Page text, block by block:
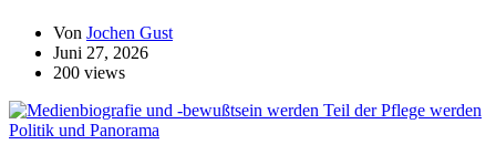
Von Jochen Gust
Juni 27, 2026
200 views
Politik und Panorama